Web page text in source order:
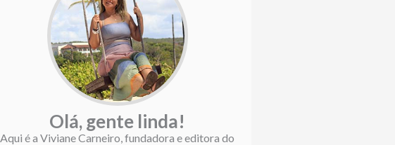
Olá, gente linda!
Aqui é a Viviane Carneiro, fundadora e editora do